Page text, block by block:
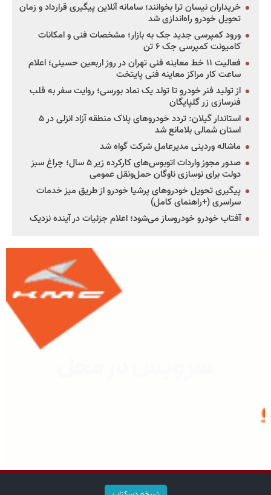
خریداران نیسان ترا بخوانند؛ سامانه آنلاین پیگیری قرارداد و زمان
تحویل خودرو راه‌اندازی شد
ورود کمپرسی جدید جک به بازار؛ مشخصات فنی و امکانات
کامیونت کمپرسی جک ۶ تن
فعالیت ۱۱ خط معاینه فنی تهران در روز اربعین حسینی؛ اعلام
ساعت کار مراکز معاینه فنی پایتخت
از تولید فنر خودرو تا تولد یک نماد بورسی؛ روایت سفر به قلب
فنرسازی زر گلپایگان
استاندار گیلان: تردد خودروهای پلاک منطقه آزاد انزلی در ۵
استان شمالی بلامانع شد
ماشاله وردینی مدیرعامل شرکت گواه شد
صدور مجوز واردات اتوبوس‌های کارکرده زیر ۵ سال؛ چراغ سبز
دولت برای نوسازی ناوگان حمل‌ونقل عمومی
پیگیری تحویل خودروهای پرشیا خودرو از طریق میز خدمات
سراسری (+راهنمای کامل)
آفتاب خودرو خودروساز می‌شود؛ اعلام جزئیات در آینده نزدیک